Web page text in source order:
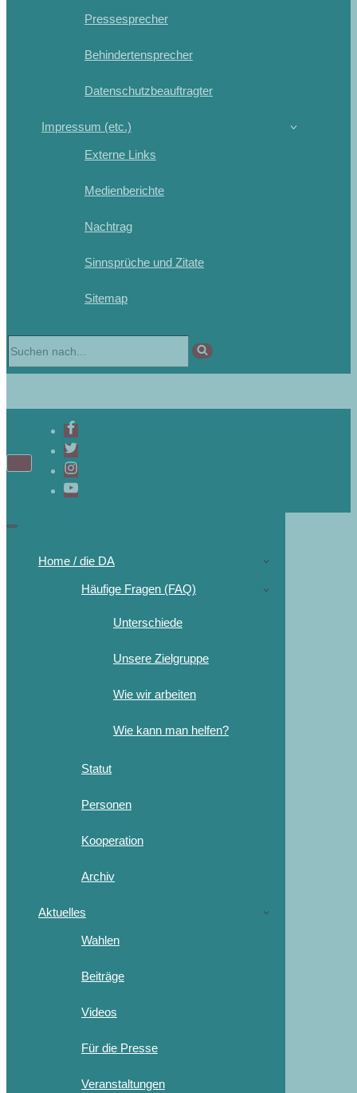
Pressesprecher
Behindertensprecher
Datenschutzbeauftragter
Impressum (etc.)
Externe Links
Medienberichte
Nachtrag
Sinnsprüche und Zitate
Sitemap
Home / die DA
Häufige Fragen (FAQ)
Unterschiede
Unsere Zielgruppe
Wie wir arbeiten
Wie kann man helfen?
Statut
Personen
Kooperation
Archiv
Aktuelles
Wahlen
Beiträge
Videos
Für die Presse
Veranstaltungen